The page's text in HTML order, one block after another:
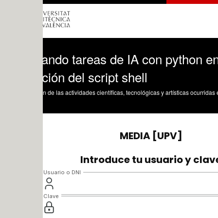
tareas de IA con python en
del script shell
de las actividades científicas, tecnológicas y artísticas ocurridas en los tres